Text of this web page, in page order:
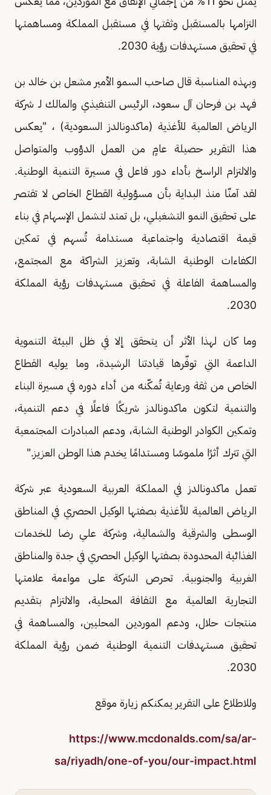
التزامها بالمستقبل وثقتها في مستقبل المملكة ومساهمتها
في تحقيق مستهدفات رؤية 2030.
وبهذه المناسبة قال صاحب السمو الأمير مشعل بن خالد بن
فهد بن فرحان آل سعود، الرئيس التنفيذي والمالك لـ شركة
الرياض العالمية للأغذية (ماكدونالدز السعودية) ، "يعكس
هذا التقرير حصيلة عامٍ من العمل الدؤوب والمتواصل
والالتزام الراسخ بأداء دور فاعل في مسيرة التنمية الوطنية.
لقد آمنّا منذ البداية بأن مسؤولية القطاع الخاص لا تقتصر
على تحقيق النمو التشغيلي، بل تمتد لتشمل الإسهام في بناء
قيمة اقتصادية واجتماعية مستدامة تُسهم في تمكين
الكفاءات الوطنية الشابة، وتعزيز الشراكة مع المجتمع،
والمساهمة الفاعلة في تحقيق مستهدفات رؤية المملكة
2030.
وما كان لهذا الأثر أن يتحقق إلا في ظل البيئة التنموية
الداعمة التي توفّرها قيادتنا الرشيدة، وما يوليه القطاع
الخاص من ثقة ورعاية تُمكّنه من أداء دوره في مسيرة البناء
والتنمية لتكون ماكدونالدز شريكًا فاعلًا في دعم التنمية،
وتمكين الكوادر الوطنية الشابة، ودعم المبادرات المجتمعية
التي تترك أثرًا ملموسًا ومستدامًا يخدم هذا الوطن العزيز."
تعمل ماكدونالدز في المملكة العربية السعودية عبر شركة
الرياض العالمية للأغذية بصفتها الوكيل الحصري في المناطق
الوسطى والشرقية والشمالية، وشركة علي رضا للخدمات
الغذائية المحدودة بصفتها الوكيل الحصري في جدة والمناطق
الغربية والجنوبية. تحرص الشركة على مواءمة علامتها
التجارية العالمية مع الثقافة المحلية، والالتزام بتقديم
منتجات حلال، ودعم الموردين المحليين، والمساهمة في
تحقيق مستهدفات التنمية الوطنية ضمن رؤية المملكة
2030.
وللاطلاع على التقرير يمكنكم زيارة موقع
https://www.mcdonalds.com/sa/ar-
sa/riyadh/one-of-you/our-impact.html